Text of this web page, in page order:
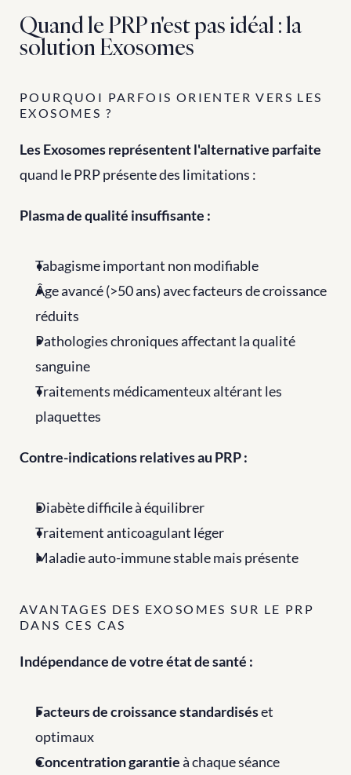
Quand le PRP n'est pas idéal : la
solution Exosomes
POURQUOI PARFOIS ORIENTER VERS LES
EXOSOMES ?
Les Exosomes représentent l'alternative parfaite
quand le PRP présente des limitations :
Plasma de qualité insuffisante :
Tabagisme important non modifiable
Âge avancé (>50 ans) avec facteurs de croissance
réduits
Pathologies chroniques affectant la qualité
sanguine
Traitements médicamenteux altérant les
plaquettes
Contre-indications relatives au PRP :
Diabète difficile à équilibrer
Traitement anticoagulant léger
Maladie auto-immune stable mais présente
AVANTAGES DES EXOSOMES SUR LE PRP
DANS CES CAS
Indépendance de votre état de santé :
Facteurs de croissance standardisés et
optimaux
Concentration garantie à chaque séance